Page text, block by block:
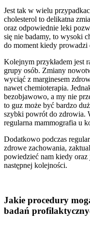
Jest tak w wielu
cholesterol to delikatna
oraz odpowiednie leki
się nie badamy, to wysoki
do moment kiedy prowadzi
Kolejnym przykładem jest
grupy osób. Zmiany
wyciąć z marginesem
nawet chemioterapia.
bezobjawowo, a my nie
to guz może być bardzo
szybki powrót do zdrowia.
regularna mammografia u
Dodatkowo podczas
zdrowe zachowania,
powiedzieć nam kiedy
następnej kolejności.
Jakie procedury
badań